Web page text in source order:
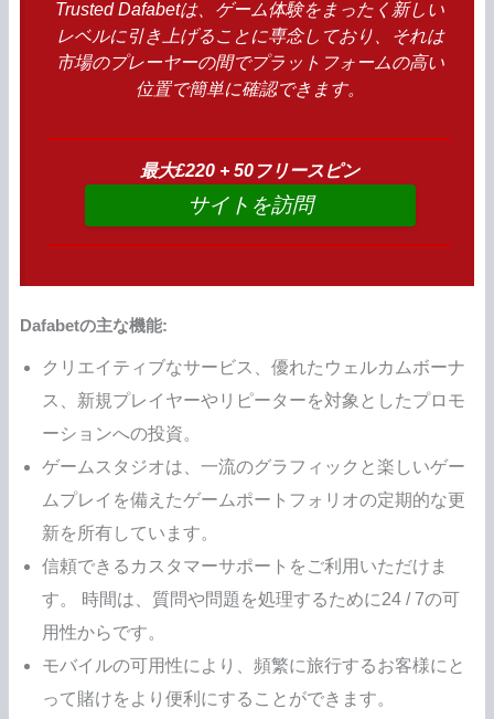
Trusted Dafabetは、ゲーム体験をまったく新しい
レベルに引き上げることに専念しており、それは
市場のプレーヤーの間でプラットフォームの高い
位置で簡単に確認できます。
最大£220 + 50フリースピン
サイトを訪問
Dafabetの主な機能:
クリエイティブなサービス、優れたウェルカムボーナ
ス、新規プレイヤーやリピーターを対象としたプロモ
ーションへの投資。
ゲームスタジオは、一流のグラフィックと楽しいゲー
ムプレイを備えたゲームポートフォリオの定期的な更
新を所有しています。
信頼できるカスタマーサポートをご利用いただけま
す。 時間は、質問や問題を処理するために24 / 7の可
用性からです。
モバイルの可用性により、頻繁に旅行するお客様にと
って賭けをより便利にすることができます。